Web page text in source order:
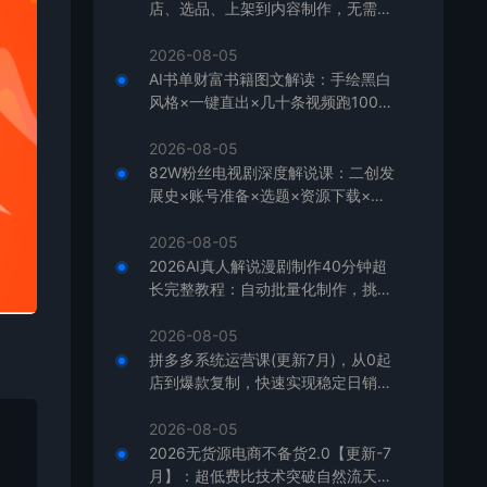
店、选品、上架到内容制作，无需囤
2026-08-05
AI书单财富书籍图文解读：手绘黑白
风格×一键直出×几十条视频跑1000
2026-08-05
82W粉丝电视剧深度解说课：二创发
展史×账号准备×选题×资源下载×爆
2026-08-05
2026AI真人解说漫剧制作40分钟超
长完整教程：自动批量化制作，挑战
2026-08-05
拼多多系统运营课(更新7月)，从0起
店到爆款复制，快速实现稳定日销千
2026-08-05
2026无货源电商不备货2.0【更新-7
月】：超低费比技术突破自然流天花